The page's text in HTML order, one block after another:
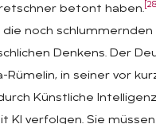
betont haben.
die noch
Denkens. Der
Rümelin, in seiner vor
Künstliche
KI verfolgen. Sie